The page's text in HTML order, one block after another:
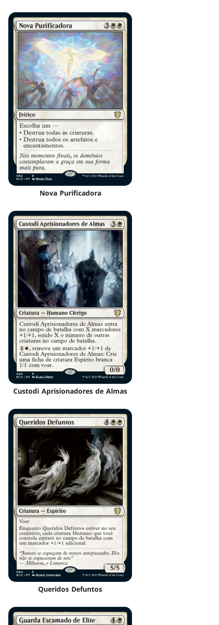
Nova Purificadora
Custodi Aprisionadores de Almas
Queridos Defuntos